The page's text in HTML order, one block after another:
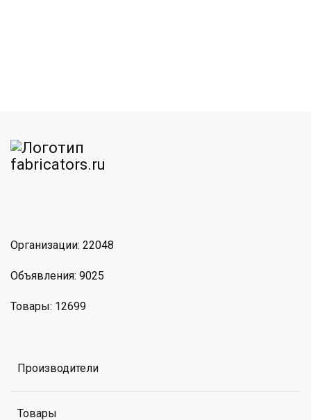
Организации: 22048
Объявления: 9025
Товары: 12699
Производители
Товары